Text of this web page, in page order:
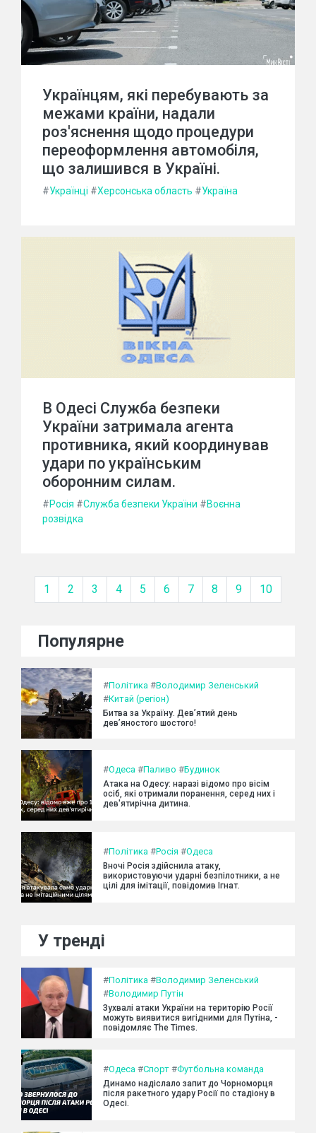
Українцям, які перебувають за
межами країни, надали
роз'яснення щодо процедури
переоформлення автомобіля,
що залишився в Україні.
#Українці #Херсонська область #Україна
В Одесі Служба безпеки
України затримала агента
противника, який координував
удари по українським
оборонним силам.
#Росія #Служба безпеки України #Воєнна
розвідка
1 2 3 4 5 6 7 8 9 10
Популярне
#Політика #Володимир Зеленський
#Китай (регіон)
Битва за Україну. Дев’ятий день
дев’яностого шостого!
#Одеса #Паливо #Будинок
Атака на Одесу: наразі відомо про вісім
осіб, які отримали поранення, серед них і
дев'ятирічна дитина.
#Політика #Росія #Одеса
Вночі Росія здійснила атаку,
використовуючи ударні безпілотники, а не
цілі для імітації, повідомив Ігнат.
У тренді
#Політика #Володимир Зеленський
#Володимир Путін
Зухвалі атаки України на територію Росії
можуть виявитися вигідними для Путіна, -
повідомляє The Times.
#Одеса #Спорт #Футбольна команда
Динамо надіслало запит до Чорноморця
після ракетного удару Росії по стадіону в
Одесі.